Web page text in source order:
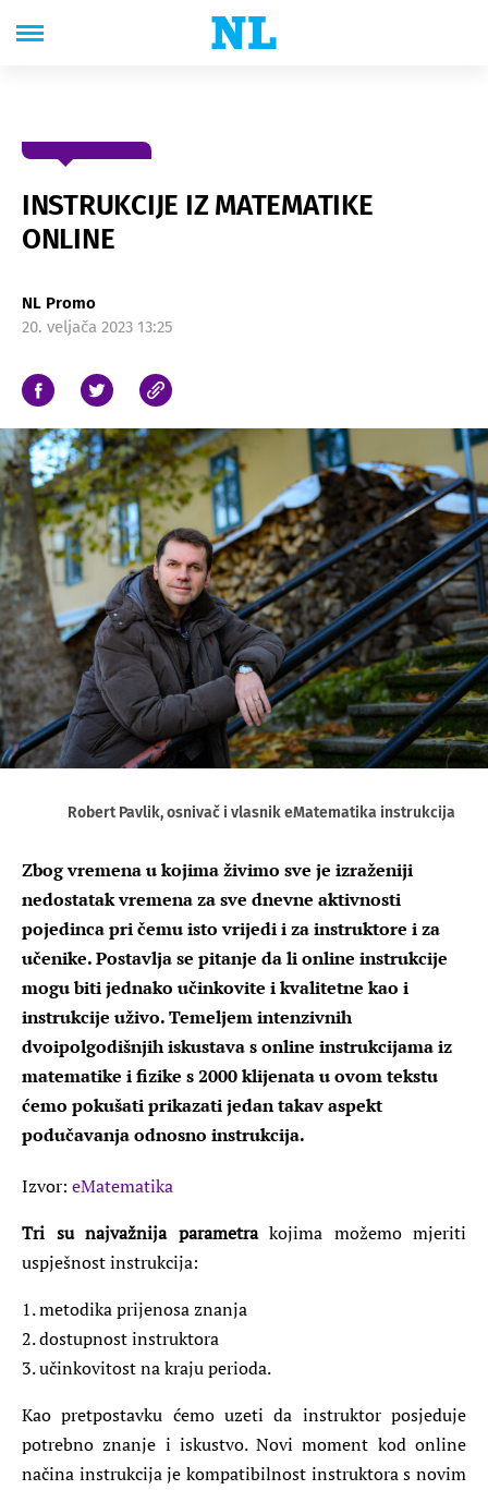
INSTRUKCIJE IZ MATEMATIKE
ONLINE
NL Promo
20. veljača 2023 13:25
Robert Pavlik, osnivač i vlasnik eMatematika instrukcija
Zbog vremena u kojima živimo sve je izraženiji
nedostatak vremena za sve dnevne aktivnosti
pojedinca pri čemu isto vrijedi i za instruktore i za
učenike. Postavlja se pitanje da li online instrukcije
mogu biti jednako učinkovite i kvalitetne kao i
instrukcije uživo. Temeljem intenzivnih
dvoipolgodišnjih iskustava s online instrukcijama iz
matematike i fizike s 2000 klijenata u ovom tekstu
ćemo pokušati prikazati jedan takav aspekt
podučavanja odnosno instrukcija.
Izvor: eMatematika
Tri su najvažnija parametrakojima možemo mjeriti
uspješnost instrukcija:
1. metodika prijenosa znanja
2. dostupnost instruktora
3. učinkovitost na kraju perioda.
Kao pretpostavku ćemo uzeti da instruktor posjeduje
potrebno znanje i iskustvo. Novi moment kod online
načina instrukcija je kompatibilnost instruktora s novim